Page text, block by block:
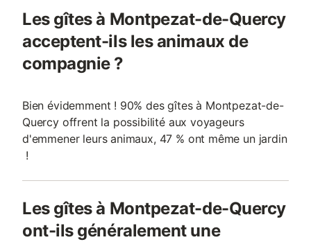
Les gîtes à Montpezat-de-Quercy
acceptent-ils les animaux de
compagnie ?
Bien évidemment ! 90% des gîtes à Montpezat-de-
Quercy offrent la possibilité aux voyageurs
d'emmener leurs animaux, 47 % ont même un jardin
!
Les gîtes à Montpezat-de-Quercy
ont-ils généralement une